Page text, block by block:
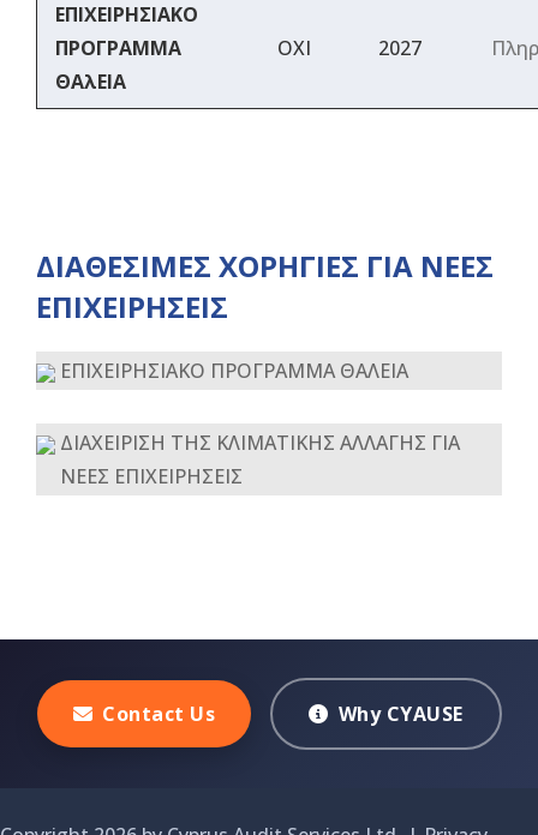
ΕΠΙΧΕΙΡΗΣΙΑΚΟ
ΠΡΟΓΡΑΜΜΑ
ΘΑλΕΙΑ
ΟΧΙ 2027
ΔΙΑΘΕΣΙΜΕΣ ΧΟΡΗΓΙΕΣ ΓΙΑ ΝΕΕΣ
ΕΠΙΧΕΙΡΗΣΕΙΣ
ΕΠΙΧΕΙΡΗΣΙΑΚΟ ΠΡΟΓΡΑΜΜΑ ΘΑΛΕΙΑ
ΔΙΑΧΕΙΡΙΣΗ ΤΗΣ ΚΛΙΜΑΤΙΚΗΣ ΑΛΛΑΓΗΣ ΓΙΑ
ΝΕΕΣ ΕΠΙΧΕΙΡΗΣΕΙΣ
Contact Us Why CYAUSE